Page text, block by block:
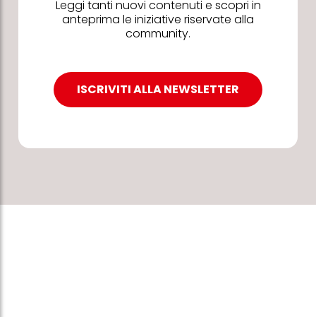
Leggi tanti nuovi contenuti e scopri in
anteprima le iniziative riservate alla
community.
ISCRIVITI ALLA NEWSLETTER